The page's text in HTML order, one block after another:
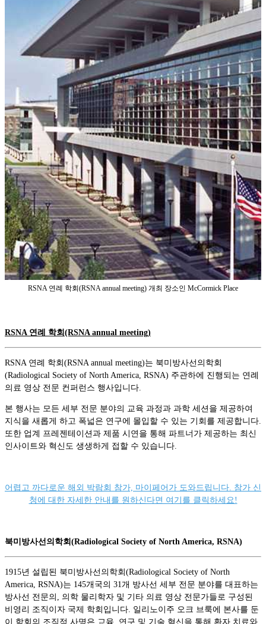
RSNA 연례 학회(RSNA annual meeting) 개최 장소인 McCormick Place
RSNA 연례 학회(RSNA annual meeting)
RSNA 연례 학회(RSNA annual meeting)는 북미방사선의학회
(Radiological Society of North America, RSNA) 주관하에 진행되는 연례
의료 영상 전문 컨퍼런스 행사입니다.
본 행사는 모든 세부 전문 분야의 교육 과정과 과학 세션을 제공하여
지식을 새롭게 하고 폭넓은 연구에 몰입할 수 있는 기회를 제공합니다.
또한 업계 프레젠테이션과 제품 시연을 통해 파트너가 제공하는 최신
인사이트와 혁신도 생생하게 접할 수 있습니다.
어렵고 까다로운 해외 박람회 참가, 마이페어가 도와드립니다. 참가 신
청에 대한 자세한 안내를 원하신다면 여기를 클릭하세요!
북미방사선의학회(Radiological Society of North America, RSNA)
1915년 설립된 북미방사선의학회(Radiological Society of North
America, RSNA)는 145개국의 31개 방사선 세부 전문 분야를 대표하는
방사선 전문의, 의학 물리학자 및 기타 의료 영상 전문가들로 구성된
비영리 조직이자 국제 학회입니다. 일리노이주 오크 브룩에 본사를 둔
이 학회의 조직적 사명은 교육, 연구 및 기술 혁신을 통해 환자 치료와